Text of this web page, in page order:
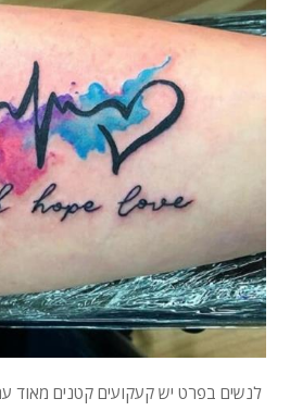
לנשים בפרט יש קעקועים קטנים מאוד